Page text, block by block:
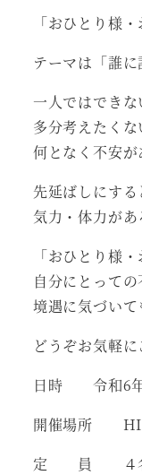
「おひとり様
テーマは「誰に
一人ではできな
多分考えたく
何となく不安
先延ばしにする
気力・体力があ
「おひとり様
自分にとって
境遇に気づいて
どうぞお気軽に
日時 令和6
開催場所
定 員 ４名（